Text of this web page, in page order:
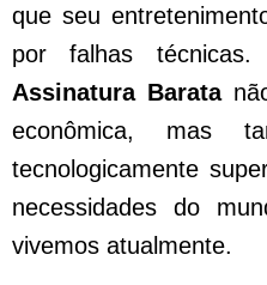
que seu
por falhas
Assinatura Barata
econômica, mas
tecnologicamente
necessidades do
vivemos atualmente.